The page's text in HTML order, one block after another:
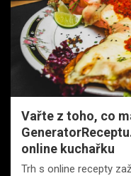
Vařte z toho, co
online kuchařku
Trh s online recepty